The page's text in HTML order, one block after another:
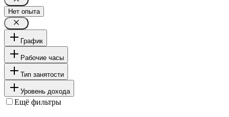
Нет опыта
График
Рабочие часы
Тип занятости
Уровень дохода
Ещё фильтры